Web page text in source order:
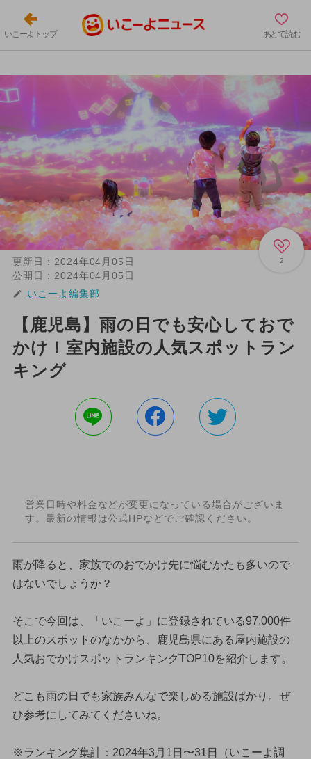
いこーよトップ あとで読む
2
更新日： 2024年04月05日
公開日： 2024年04月05日
いこーよ編集部
【鹿児島】雨の日でも安心しておで
かけ！室内施設の人気スポットラン
キング
営業日時や料金などが変更になっている場合がございま
す。最新の情報は公式HPなどでご確認ください。
雨が降ると、家族でのおでかけ先に悩むかたも多いので
はないでしょうか？
そこで今回は、「いこーよ」に登録されている97,000件
以上のスポットのなかから、鹿児島県にある屋内施設の
人気おでかけスポットランキングTOP10を紹介します。
どこも雨の日でも家族みんなで楽しめる施設ばかり。ぜ
ひ参考にしてみてくださいね。
※ランキング集計：2024年3月1日〜31日（いこーよ調